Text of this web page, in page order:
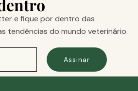
e fique por dentro das
tendências do mundo veterinário.
Assinar